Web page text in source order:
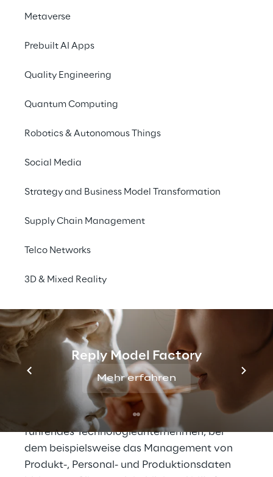
Metaverse
Prebuilt AI Apps
Quality Engineering
Quantum Computing
Robotics & Autonomous Things
Social Media
Strategy and Business Model Transformation
Supply Chain Management
Telco Networks
3D & Mixed Reality
Reply Model Factory
Mehr erfahren
Datensilos überwinden,
um KI-getriebenen
ermöglichen
DAS SZENARIO
Wachsender
intelligente
Anwendungen
KI ist ein Katalysator. Sie erlaubt es
und Qualität unerlässlich. Dieser
„Datenhunger“ der intelligenten
Anwendungen wächst mit ihrer Komplexität
laufend und wird für viele Unternehmen zur
Herausforderung.
Auch für unseren Kunden, ein weltweit
führendes Technologieunternehmen, bei
dem beispielsweise das Management von
Produkt-, Personal- und Produktionsdaten